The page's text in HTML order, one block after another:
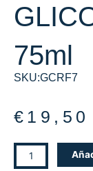
75ml
SKU:GCRF7
€ 19,50
FACIAL